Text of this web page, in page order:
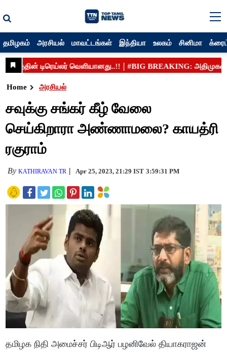
தமிழகம் அரசியல் மாவட்டங்கள் இந்தியா உலகம் சினிமா
Home அரசியல்
சவுக்கு சங்கர் கீழ் வேலை
செய்கிறாரா அண்ணாமலை? காயத்ரி
ரகுராம்
ByKATHIRAVAN TR Apr 25, 2023, 21:29 IST 3:59:31 PM
தமிழக நிதி அமைச்சர் பிடிஆர் பழனிவேல் தியாகராஜன்